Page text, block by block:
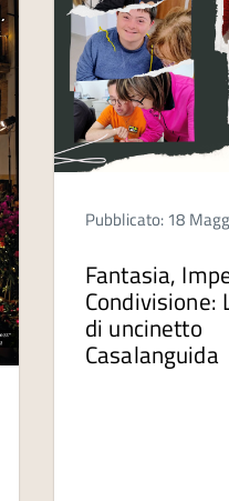
Pubblicato: 18
Fantasia,
Condivisione:
di uncinetto
Casalanguida